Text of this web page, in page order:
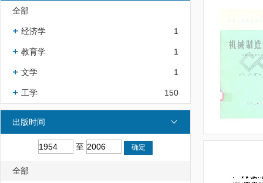
全部
经济学 1
教育学 1
文学 1
工学 150
出版时间
至
全部